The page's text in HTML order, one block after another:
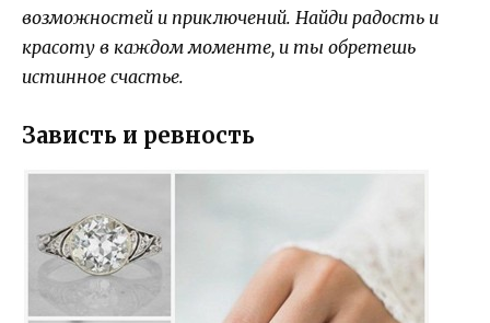
возможностей и приключений. Найди радость и
красоту в каждом моменте, и ты обретешь
истинное счастье.
Зависть и ревность